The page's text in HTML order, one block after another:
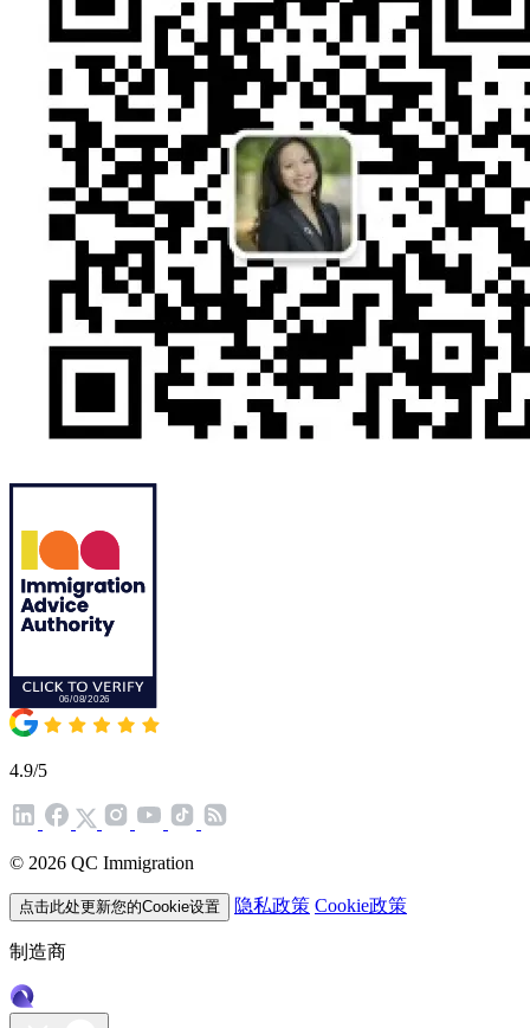
4.9/5
© 2026 QC Immigration
点击此处更新您的Cookie设置 隐私政策 Cookie政策
制造商